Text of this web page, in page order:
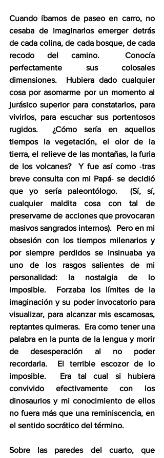
Cuando íbamos de paseo en carro, no
cesaba de imaginarlos emerger detrás
de cada colina, de cada bosque, de cada
recodo del camino.  Conocía
perfectamente sus colosales
dimensiones.  Hubiera dado cualquier
cosa por asomarme por un momento al
jurásico superior para constatarlos, para
vivirlos, para escuchar sus portentosos
rugidos.  ¿Cómo sería en aquellos
tiempos la vegetación, el olor de la
tierra, el relieve de las montañas, la furia
de los volcanes?  Y fue así como -tras
breve consulta con mi Papá- se decidió
que yo sería paleontólogo.  (Sí, sí,
cualquier maldita cosa con tal de
preservame de acciones que provocaran
masivos sangrados internos).  Pero en mi
obsesión con los tiempos milenarios y
por siempre perdidos se insinuaba ya
uno de los rasgos salientes de mi
personalidad: la nostalgia de lo
imposible.  Forzaba los límites de la
imaginación y su poder invocatorio para
visualizar, para alcanzar mis escamosas,
reptantes quimeras.  Era como tener una
palabra en la punta de la lengua y morir
de desesperación al no poder
recordarla.  El terrible escozor de lo
imposible.  Era tal cual si hubiera
convivido efectivamente con los
dinosaurios y mi conocimiento de ellos
no fuera más que una reminiscencia, en
el sentido socrático del término.
Sobre las paredes del cuarto, que